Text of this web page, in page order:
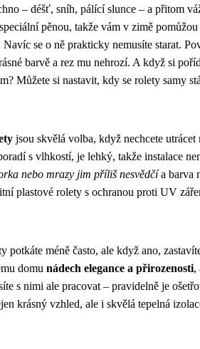
– déšť, sníh, pálící slunce – a přitom
pěnou, takže vám v zimě
se o ně prakticky nemusíte starat.
barvě a rez mu nehrozí. A když si
Můžete si nastavit, kdy se rolety samy
jsou skvělá volba, když nechcete utrácet
s vlhkostí, je lehký, takže instalace
nebo mrazy jim příliš nesvědčía barva
plastové rolety s ochranou proti UV
potkáte méně často, ale když ano,
domu nádech elegance a přirozenosti,
s nimi ale pracovat – pravidelně je
krásný vzhled, ale i skvělá tepelná